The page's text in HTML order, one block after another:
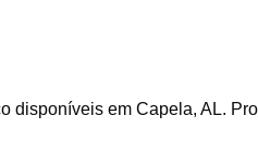
disponíveis em Capela, AL.